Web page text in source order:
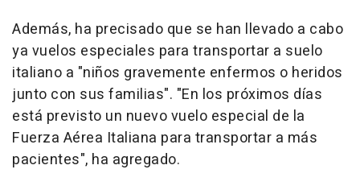
Además, ha precisado que se han llevado a cabo
ya vuelos especiales para transportar a suelo
italiano a "niños gravemente enfermos o heridos
junto con sus familias". "En los próximos días
está previsto un nuevo vuelo especial de la
Fuerza Aérea Italiana para transportar a más
pacientes", ha agregado.